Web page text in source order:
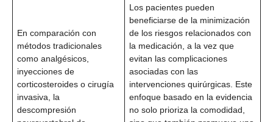
En comparación con
métodos tradicionales
como analgésicos,
inyecciones de
corticosteroides o cirugía
invasiva, la
descompresión
Los pacientes pueden
beneficiarse de la minimización
de los riesgos relacionados con
la medicación, a la vez que
evitan las complicaciones
asociadas con las
intervenciones quirúrgicas. Este
enfoque basado en la evidencia
no solo prioriza la comodidad,